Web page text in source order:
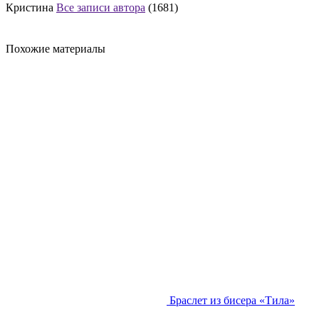
Кристина Все записи автора (1681)
Похожие материалы
Браслет из бисера «Тила»